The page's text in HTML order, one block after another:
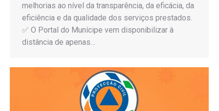
melhorias ao nível da transparência, da eficácia, da
eficiência e da qualidade dos serviços prestados.
✅ O Portal do Munícipe vem disponibilizar à
distância de apenas…